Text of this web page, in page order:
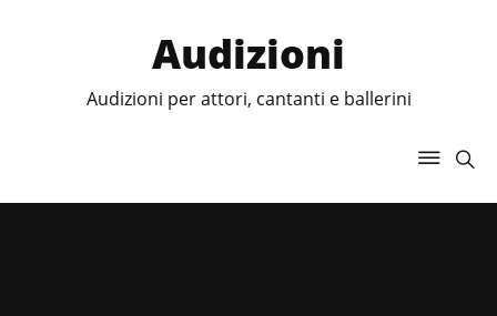
Audizioni
Audizioni per attori, cantanti e ballerini